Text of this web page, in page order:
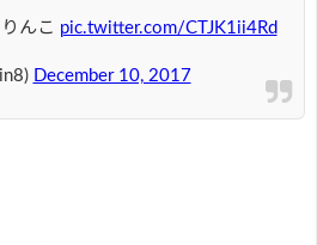
んこ pic.twitter.com/CTJK1ii4Rd
December 10, 2017